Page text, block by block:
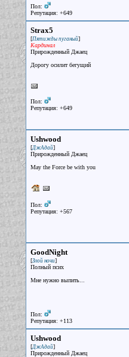
Пол:
Репутация: +649
Strax5
[Пятижды пуганый]
Кардинал
Прирожденный Джаец
Дорогу осилит бегущий
Пол:
Репутация: +649
Ushwood
[ДжАдай]
Прирожденный Джаец
May the Force be with you
Пол:
Репутация: +567
GoodNight
[Злой ночи]
Полный псих
Мне нужно выпить...
Пол:
Репутация: +113
Ushwood
[ДжАдай]
Прирожденный Джаец